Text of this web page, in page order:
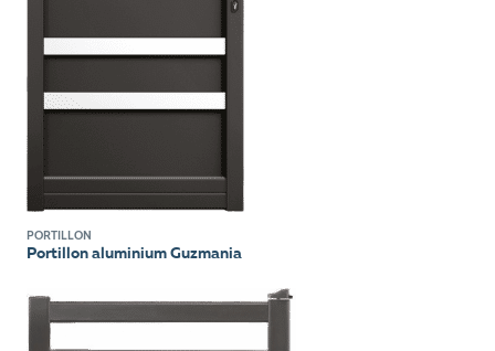
PORTILLON
Portillon aluminium Guzmania